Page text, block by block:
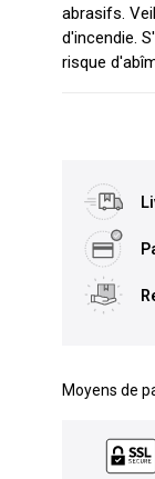
abrasifs.
d'incendie.
risque
Moyens de